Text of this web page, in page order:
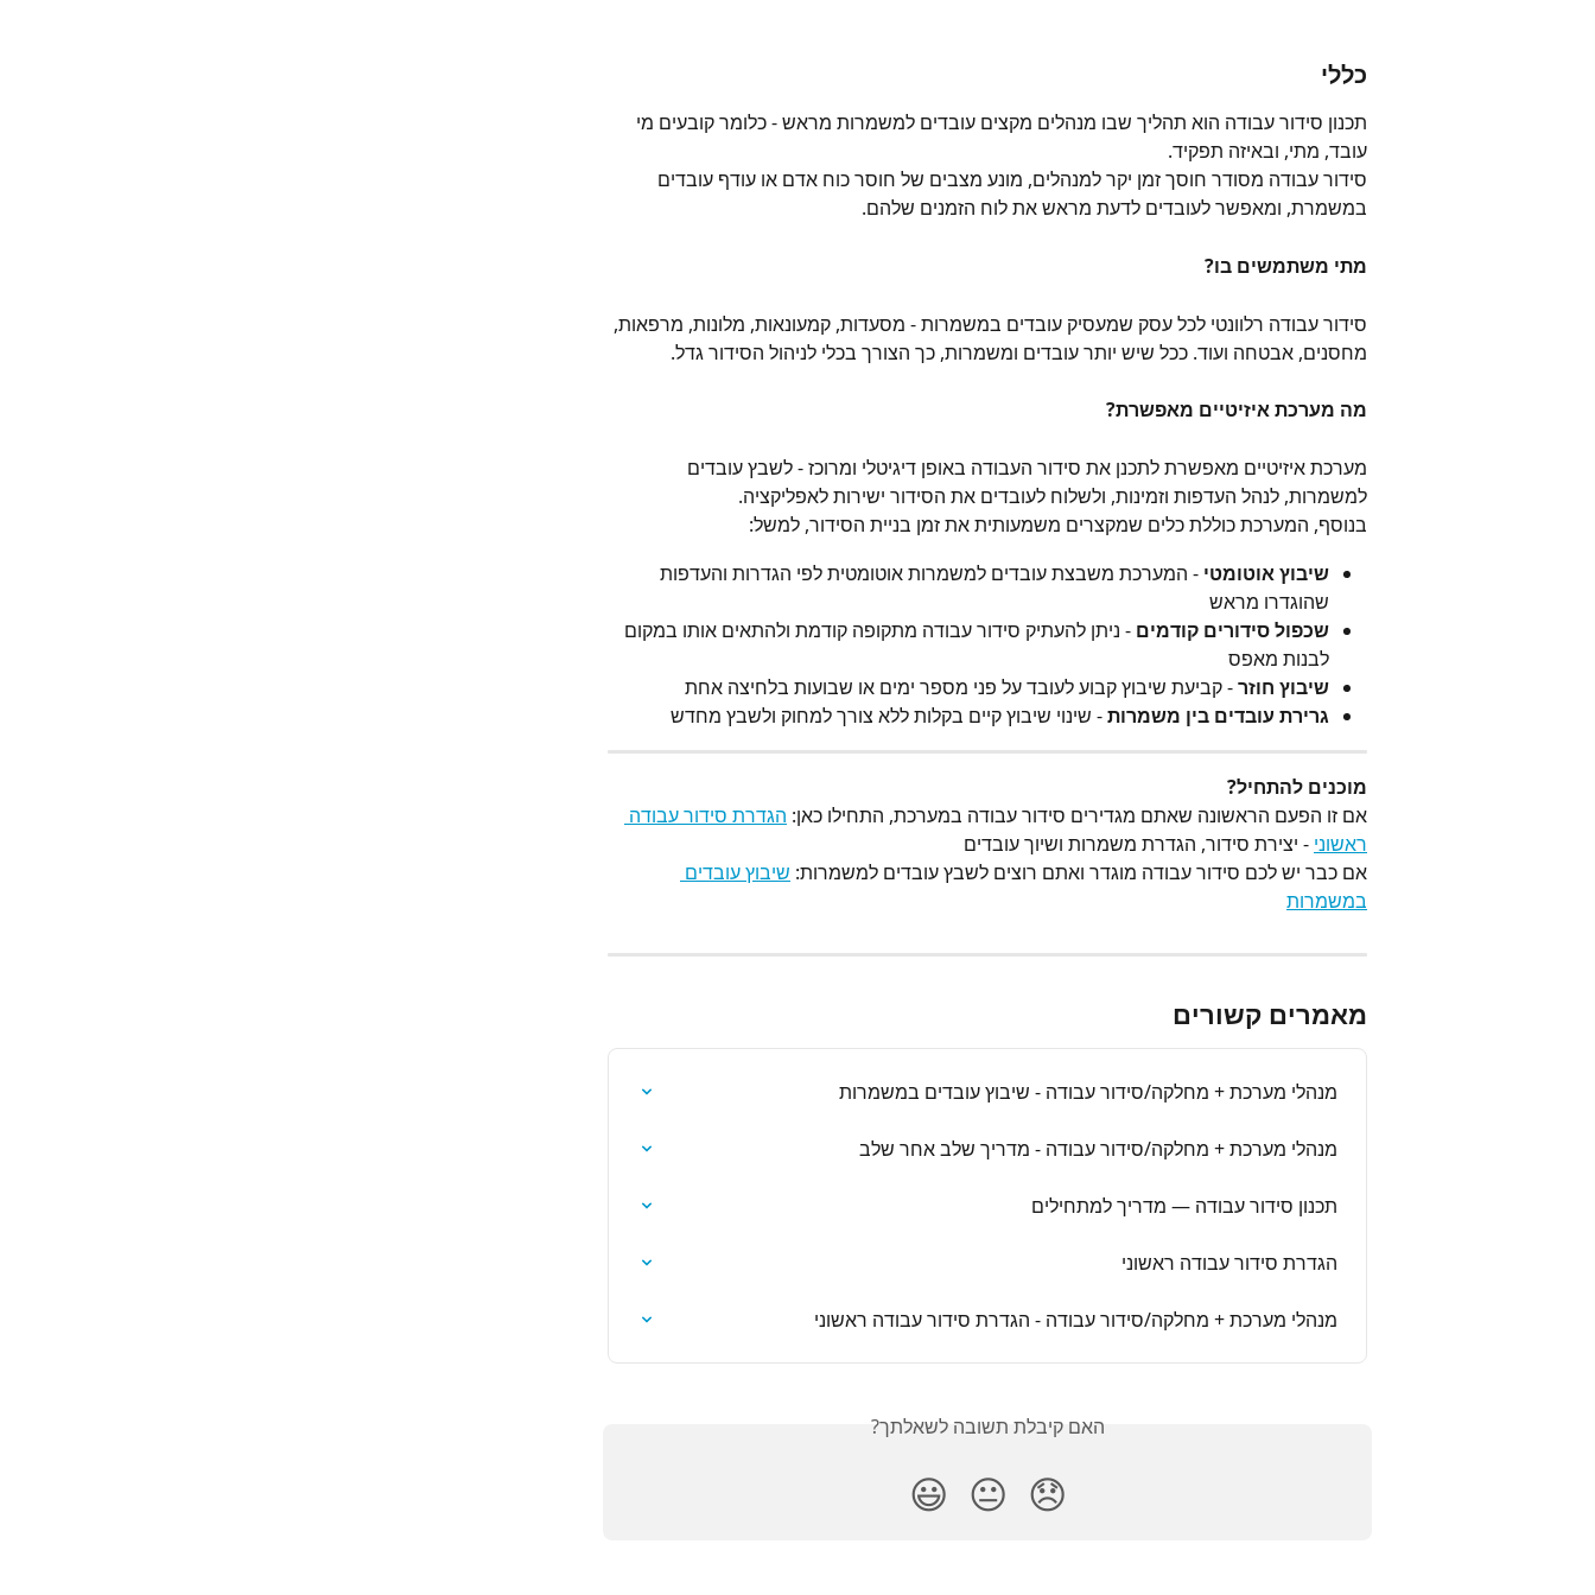
כללי
תכנון סידור עבודה הוא תהליך שבו מנהלים מקצים עובדים למשמרות מראש - כלומר קובעים מי
עובד, מתי, ובאיזה תפקיד.
סידור עבודה מסודר חוסך זמן יקר למנהלים, מונע מצבים של חוסר כוח אדם או עודף עובדים
במשמרת, ומאפשר לעובדים לדעת מראש את לוח הזמנים שלהם.
מתי משתמשים בו?
סידור עבודה רלוונטי לכל עסק שמעסיק עובדים במשמרות - מסעדות, קמעונאות, מלונות, מרפאות,
מחסנים, אבטחה ועוד. ככל שיש יותר עובדים ומשמרות, כך הצורך בכלי לניהול הסידור גדל.
מה מערכת איזיטיים מאפשרת?
מערכת איזיטיים מאפשרת לתכנן את סידור העבודה באופן דיגיטלי ומרוכז - לשבץ עובדים
למשמרות, לנהל העדפות וזמינות, ולשלוח לעובדים את הסידור ישירות לאפליקציה.
בנוסף, המערכת כוללת כלים שמקצרים משמעותית את זמן בניית הסידור, למשל:
שיבוץ אוטומטי - המערכת משבצת עובדים למשמרות אוטומטית לפי הגדרות והעדפות
שהוגדרו מראש
שכפול סידורים קודמים - ניתן להעתיק סידור עבודה מתקופה קודמת ולהתאים אותו במקום
לבנות מאפס
שיבוץ חוזר - קביעת שיבוץ קבוע לעובד על פני מספר ימים או שבועות בלחיצה אחת
גרירת עובדים בין משמרות - שינוי שיבוץ קיים בקלות ללא צורך למחוק ולשבץ מחדש
מוכנים להתחיל?
אם זו הפעם הראשונה שאתם מגדירים סידור עבודה במערכת, התחילו כאן: הגדרת סידור עבודה
ראשוני - יצירת סידור, הגדרת משמרות ושיוך עובדים
אם כבר יש לכם סידור עבודה מוגדר ואתם רוצים לשבץ עובדים למשמרות: שיבוץ עובדים
במשמרות
מאמרים קשורים
מנהלי מערכת + מחלקה/סידור עבודה - שיבוץ עובדים במשמרות
מנהלי מערכת + מחלקה/סידור עבודה - מדריך שלב אחר שלב
תכנון סידור עבודה — מדריך למתחילים
הגדרת סידור עבודה ראשוני
מנהלי מערכת + מחלקה/סידור עבודה - הגדרת סידור עבודה ראשוני
האם קיבלת תשובה לשאלתך?
😞
😐
😃